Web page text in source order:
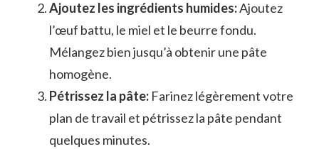
Ajoutez les ingrédients humides:Ajoutez
l’œuf battu, le miel et le beurre fondu.
Mélangez bien jusqu’à obtenir une pâte
homogène.
Pétrissez la pâte: Farinez légèrement votre
plan de travail et pétrissez la pâte pendant
quelques minutes.